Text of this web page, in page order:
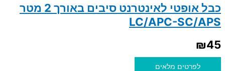
כבל אופטי לאינטרנט סיבים באורך 2 מטר
LC/APC-SC/APS
₪45
לפרטים מלאים